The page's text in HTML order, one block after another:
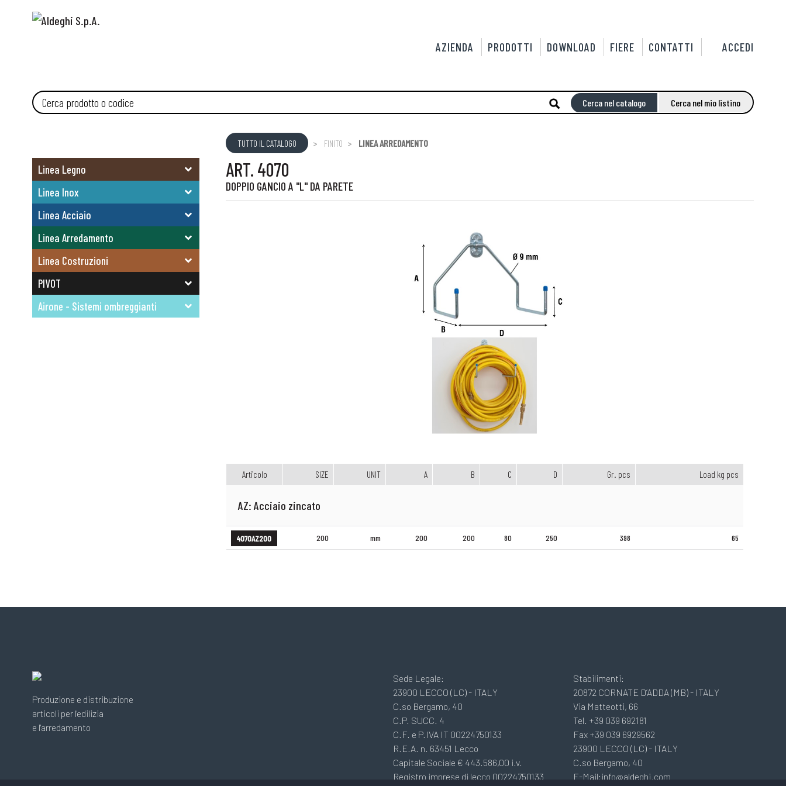
AZIENDA PRODOTTI DOWNLOAD FIERE CONTATTI ACCEDI
Cerca nel catalogo Cerca nel mio listino
Linea Legno
Linea Inox
Linea Acciaio
Linea Arredamento
Linea Costruzioni
PIVOT
Airone - Sistemi ombreggianti
TUTTO IL CATALOGO FINITO LINEA ARREDAMENTO
ART. 4070
DOPPIO GANCIO A "L" DA PARETE
Articolo SIZE UNIT A B C D Gr. pcs Load kg pcs
AZ: Acciaio zincato
4070AZ200 200 mm 200 200 80 250 398 65
Produzione e distribuzione
articoli per l'edilizia
e l'arredamento
Sede Legale:
23900 LECCO (LC) - ITALY
C.so Bergamo, 40
C.P. SUCC. 4
C.F. e P.IVA IT 00224750133
R.E.A. n. 63451 Lecco
Capitale Sociale € 443.586,00 i.v.
Registro imprese di lecco 00224750133
Stabilimenti:
20872 CORNATE D’ADDA (MB) - ITALY
Via Matteotti, 66
Tel. +39 039 692181
Fax +39 039 6929562
23900 LECCO (LC) - ITALY
C.so Bergamo, 40
E-Mail:info@aldeghi.com